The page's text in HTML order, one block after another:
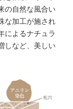
の自然な風合い
な加工が施され
によるナチュラ
しなど、美しい